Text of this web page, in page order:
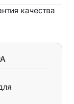
качества